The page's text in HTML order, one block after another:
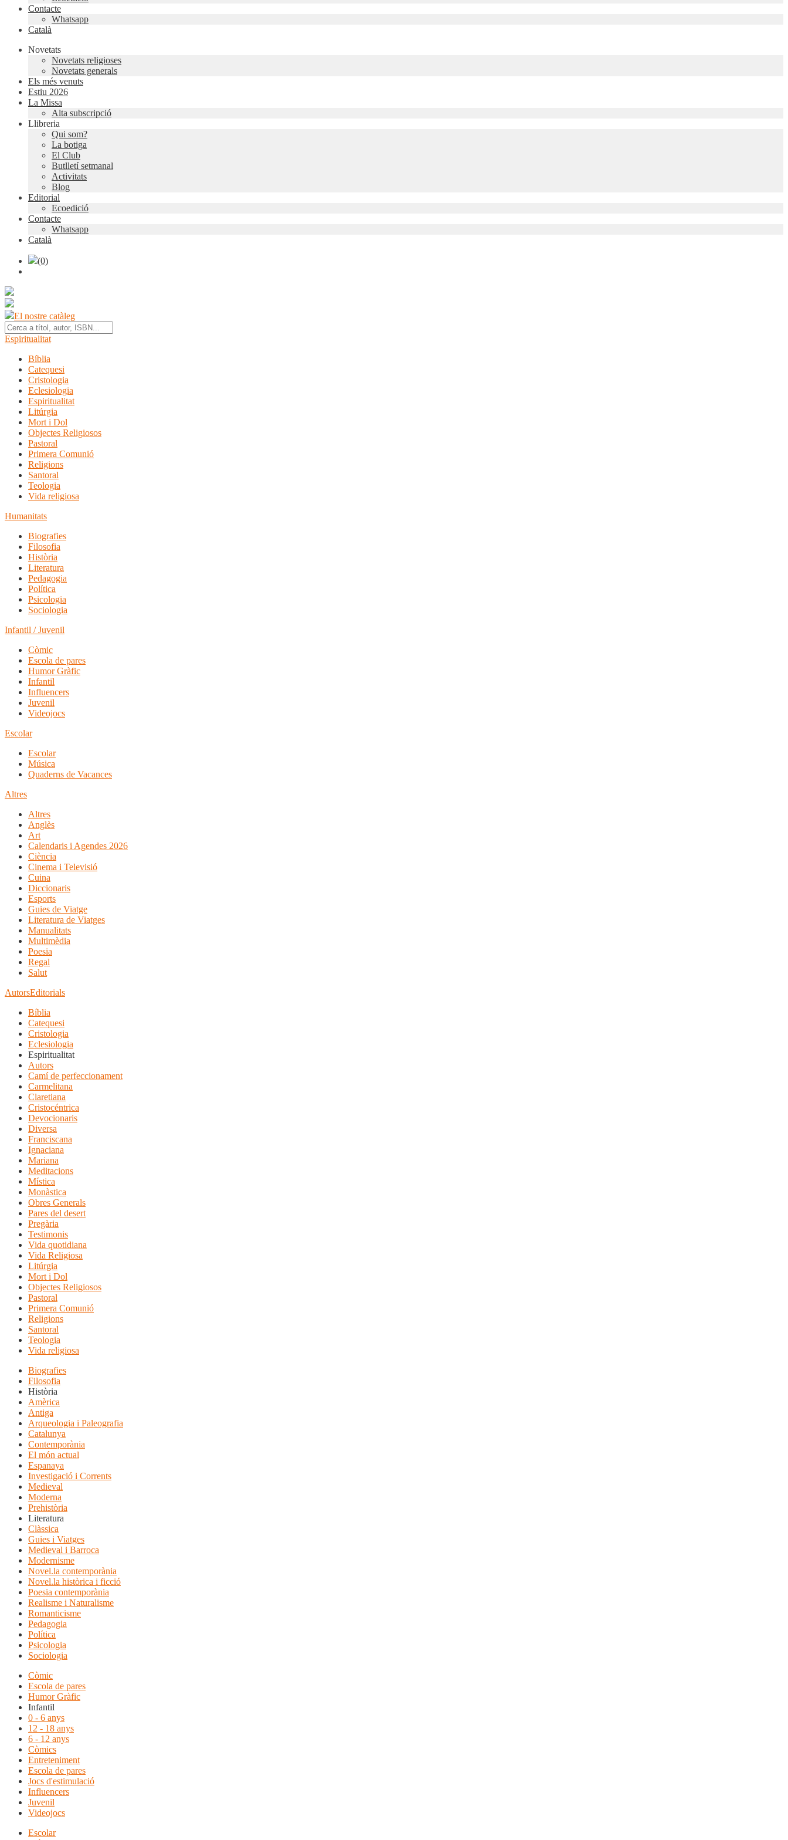
Contacte
Whatsapp
Català
Novetats
Novetats religioses
Novetats generals
Els més venuts
Estiu 2026
La Missa
Alta subscripció
Llibreria
Qui som?
La botiga
El Club
Butlletí setmanal
Activitats
Blog
Editorial
Ecoedició
Contacte
Whatsapp
Català
(0)
El nostre catàleg
Espiritualitat
Bíblia
Catequesi
Cristologia
Eclesiologia
Espiritualitat
Litúrgia
Mort i Dol
Objectes Religiosos
Pastoral
Primera Comunió
Religions
Santoral
Teologia
Vida religiosa
Humanitats
Biografies
Filosofia
Història
Literatura
Pedagogia
Política
Psicologia
Sociologia
Infantil / Juvenil
Còmic
Escola de pares
Humor Gràfic
Infantil
Influencers
Juvenil
Videojocs
Escolar
Escolar
Música
Quaderns de Vacances
Altres
Altres
Anglès
Art
Calendaris i Agendes 2026
Ciència
Cinema i Televisió
Cuina
Diccionaris
Esports
Guies de Viatge
Literatura de Viatges
Manualitats
Multimèdia
Poesia
Regal
Salut
AutorsEditorials
Bíblia
Catequesi
Cristologia
Eclesiologia
Espiritualitat
Autors
Camí de perfeccionament
Carmelitana
Claretiana
Cristocéntrica
Devocionaris
Diversa
Franciscana
Ignaciana
Mariana
Meditacions
Mística
Monàstica
Obres Generals
Pares del desert
Pregària
Testimonis
Vida quotidiana
Vida Religiosa
Litúrgia
Mort i Dol
Objectes Religiosos
Pastoral
Primera Comunió
Religions
Santoral
Teologia
Vida religiosa
Biografies
Filosofia
Història
Amèrica
Antiga
Arqueologia i Paleografia
Catalunya
Contemporània
El món actual
Espanaya
Investigació i Corrents
Medieval
Moderna
Prehistòria
Literatura
Clàssica
Guies i Viatges
Medieval i Barroca
Modernisme
Novel.la contemporània
Novel.la històrica i ficció
Poesia contemporània
Realisme i Naturalisme
Romanticisme
Pedagogia
Política
Psicologia
Sociologia
Còmic
Escola de pares
Humor Gràfic
Infantil
0 - 6 anys
12 - 18 anys
6 - 12 anys
Còmics
Entreteniment
Escola de pares
Jocs d'estimulació
Influencers
Juvenil
Videojocs
Escolar